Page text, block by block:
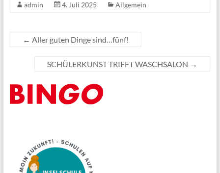
admin 4. Juli 2025 Allgemein
← Aller guten Dinge sind…fünf!
SCHÜLERKUNST TRIFFT WASCHSALON →